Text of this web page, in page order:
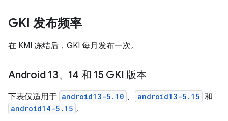
GKI 发布频率
在 KMI 冻结后，GKI 每月发布一次。
Android 13、14 和 15 GKI 版本
下表仅适用于 android13-5.10 、 android13-5.15 和
android14-5.15 。